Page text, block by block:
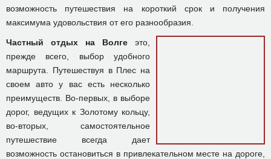
возможность путешествия на короткий срок и получения
максимума удовольствия от его разнообразия.
Частный отдых на Волге это,
прежде всего, выбор удобного
маршрута. Путешествуя в Плес на
своем авто у вас есть несколько
преимуществ. Во-первых, в выборе
дорог, ведущих к Золотому кольцу,
во-вторых, самостоятельное
путешествие всегда дает
возможность остановиться в привлекательном месте на дороге,